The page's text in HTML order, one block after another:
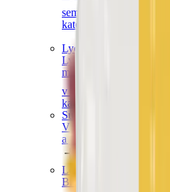
semínka
kategorie
Lyofilizované ovoce
Lyofilizované jahody
maliny
v čokoládě
kategorie
Sušené ovoce v čokoládě
V hořké čokoládě
a jogurtu
Lesní ovoce
Brusinky a borůvky